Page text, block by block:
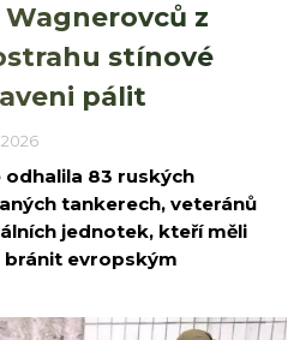
z
stínové
pálit
83 ruských
tankerech, veteránů
jednotek, kteří měli
bránit evropským